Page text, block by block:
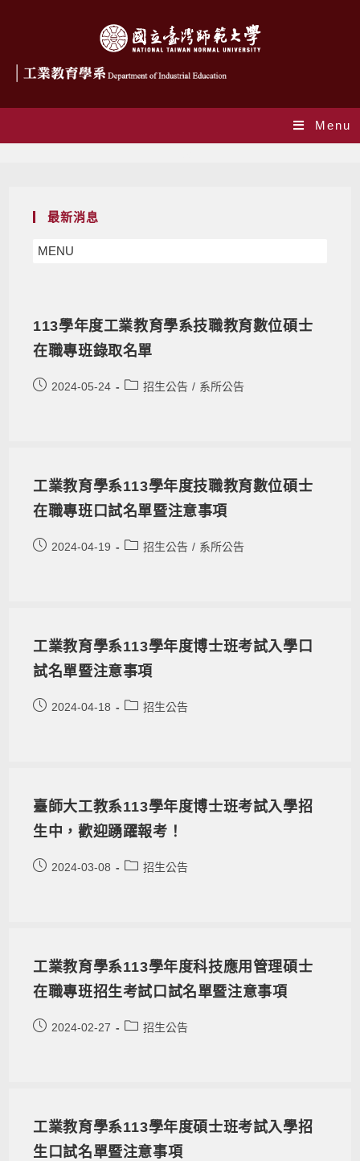
Menu
最新消息
MENU
113學年度工業教育學系技職教育數位碩士
在職專班錄取名單
2024-05-24 招生公告 / 系所公告
工業教育學系113學年度技職教育數位碩士
在職專班口試名單暨注意事項
2024-04-19 招生公告 / 系所公告
工業教育學系113學年度博士班考試入學口
試名單暨注意事項
2024-04-18 招生公告
臺師大工教系113學年度博士班考試入學招
生中，歡迎踴躍報考！
2024-03-08 招生公告
工業教育學系113學年度科技應用管理碩士
在職專班招生考試口試名單暨注意事項
2024-02-27 招生公告
工業教育學系113學年度碩士班考試入學招
生口試名單暨注意事項